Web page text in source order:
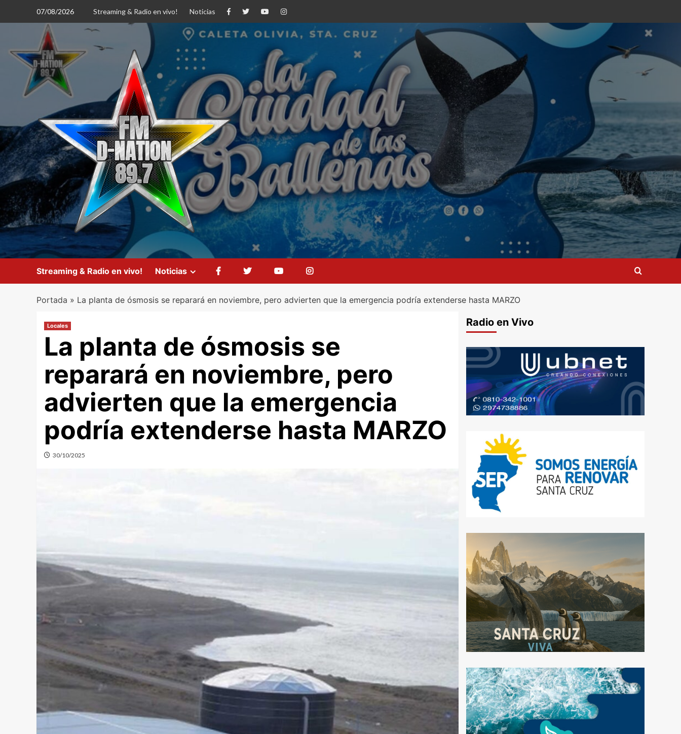
07/08/2026 Streaming & Radio en vivo! Noticias
Streaming & Radio en vivo! Noticias
Portada » La planta de ósmosis se reparará en noviembre, pero advierten que la emergencia podría extenderse hasta MARZO
Locales
La planta de ósmosis se
reparará en noviembre, pero
advierten que la emergencia
podría extenderse hasta MARZO
30/10/2025
Radio en Vivo